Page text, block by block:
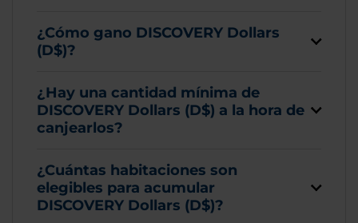
¿Cómo gano DISCOVERY Dollars
(D$)?
¿Hay una cantidad mínima de
DISCOVERY Dollars (D$) a la hora de
canjearlos?
¿Cuántas habitaciones son
elegibles para acumular
DISCOVERY Dollars (D$)?